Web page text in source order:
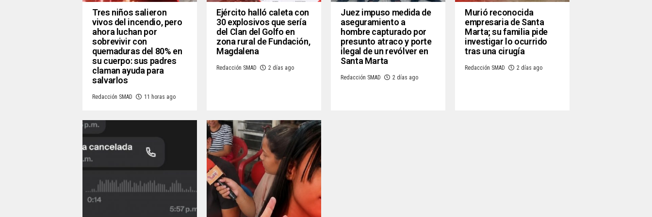
Tres niños salieron
vivos del incendio, pero
ahora luchan por
sobrevivir con
quemaduras del 80% en
su cuerpo: sus padres
claman ayuda para
salvarlos
Redacción SMAD 11 horas ago
Ejército halló caleta con
30 explosivos que sería
del Clan del Golfo en
zona rural de Fundación,
Magdalena
Redacción SMAD 2 días ago
Juez impuso medida de
aseguramiento a
hombre capturado por
presunto atraco y porte
ilegal de un revólver en
Santa Marta
Redacción SMAD 2 días ago
Murió reconocida
empresaria de Santa
Marta; su familia pide
investigar lo ocurrido
tras una cirugía
Redacción SMAD 2 días ago